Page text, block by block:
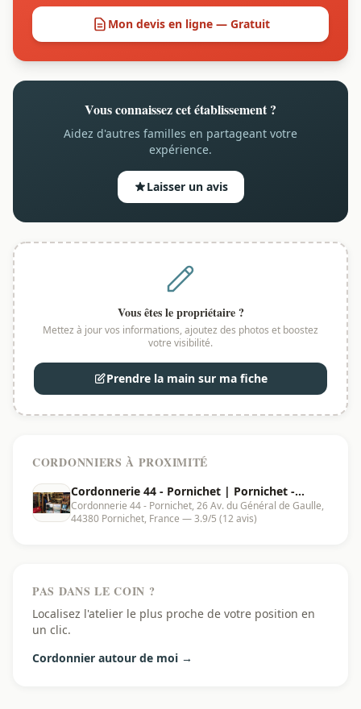
Mon devis en ligne — Gratuit
Vous connaissez cet établissement ?
Aidez d'autres familles en partageant votre
expérience.
Laisser un avis
Vous êtes le propriétaire ?
Mettez à jour vos informations, ajoutez des photos et boostez
votre visibilité.
Prendre la main sur ma fiche
CORDONNIERS À PROXIMITÉ
Cordonnerie 44 - Pornichet | Pornichet -
44380
Cordonnerie 44 - Pornichet, 26 Av. du Général de Gaulle,
44380 Pornichet, France — 3.9/5 (12 avis)
PAS DANS LE COIN ?
Localisez l'atelier le plus proche de votre position en
un clic.
Cordonnier autour de moi →